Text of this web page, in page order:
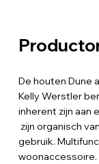
De houten Dune
Kelly Werstler
inherent zijn aan
zijn organisch
gebruik.
woonaccessoire.